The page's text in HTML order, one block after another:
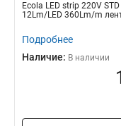
Ecola LED strip 220V
12Lm/LED 360Lm/m
Подробнее
Наличие: В наличии